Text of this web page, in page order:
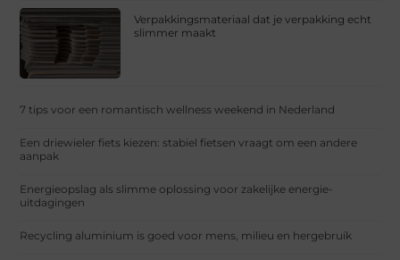
Verpakkingsmateriaal dat je verpakking echt
slimmer maakt
7 tips voor een romantisch wellness weekend in Nederland
Een driewieler fiets kiezen: stabiel fietsen vraagt om een andere
aanpak
Energieopslag als slimme oplossing voor zakelijke energie-
uitdagingen
Recycling aluminium is goed voor mens, milieu en hergebruik